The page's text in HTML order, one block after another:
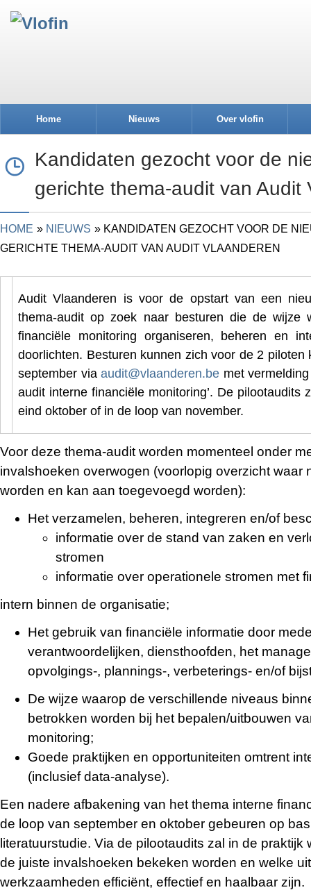
Home Nieuws Over vlofin
Kandidaten gezocht voor de
gerichte thema-audit van Audit
HOME NIEUWS
KANDIDATEN GEZOCHT VOOR DE
GERICHTE THEMA-AUDIT VAN AUDIT VLAANDEREN
Audit Vlaanderen is voor de opstart van een
thema-audit op zoek naar besturen die de wijze
financiële monitoring organiseren, beheren en
doorlichten. Besturen kunnen zich voor de 2 piloten
september viaaudit@vlaanderen.be met
audit interne financiële monitoring’. De pilootaudits
eind oktober of in de loop van november.
Voor deze thema-audit worden momenteel onder
invalshoeken overwogen (voorlopig overzicht waar
worden en kan aan toegevoegd worden):
Het verzamelen, beheren, integreren en/of
informatie over de stand van zaken en
stromen
informatie over operationele stromen met
intern binnen de organisatie;
Het gebruik van financiële informatie door
verantwoordelijken, diensthoofden, het
opvolgings-, plannings-, verbeterings- en/of
De wijze waarop de verschillende niveaus
betrokken worden bij het bepalen/uitbouwen
monitoring;
Goede praktijken en opportuniteiten omtrent
(inclusief data-analyse).
Een nadere afbakening van het thema interne
de loop van september en oktober gebeuren op
literatuurstudie. Via de pilootaudits zal in de
de juiste invalshoeken bekeken worden en welke
werkzaamheden efficiënt, effectief en haalbaar zijn.